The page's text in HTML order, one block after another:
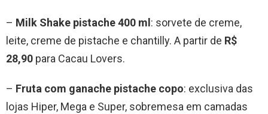
– Milk Shake pistache 400 ml : sorvete de creme,
leite, creme de pistache e chantilly. A partir de R$
28,90 para Cacau Lovers.
– Fruta com ganache pistache copo: exclusiva das
lojas Hiper, Mega e Super, sobremesa em camadas